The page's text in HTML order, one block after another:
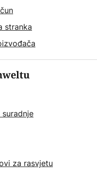
stranka
za rasvjetu